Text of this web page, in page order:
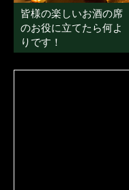
皆様の楽しいお酒の席
のお役に立てたら何よ
りです！